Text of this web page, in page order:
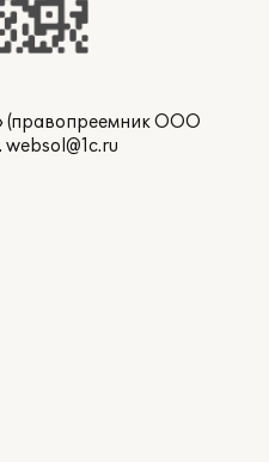
(правопреемник ООО
websol@1c.ru